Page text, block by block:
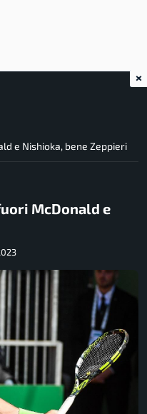
e Nishioka, bene Zeppieri
McDonald e
×